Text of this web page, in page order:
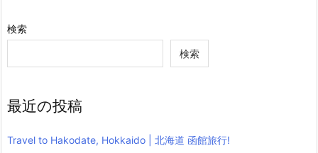
検索
検索
最近の投稿
Travel to Hakodate, Hokkaido | 北海道 函館旅行!